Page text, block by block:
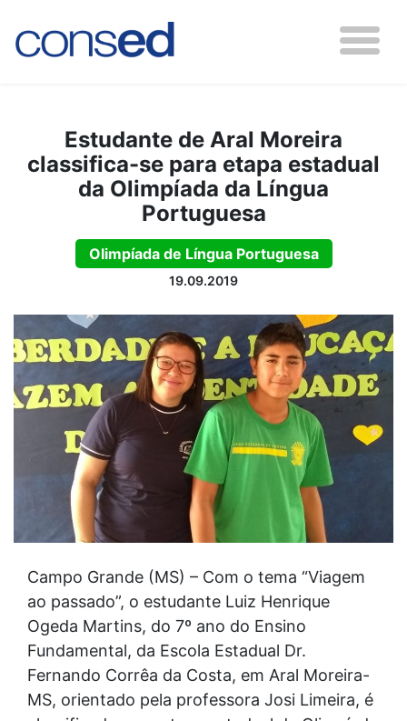
Estudante de Aral Moreira
classifica-se para etapa estadual
da Olimpíada da Língua
Portuguesa
Olimpíada de Língua Portuguesa
19.09.2019
Campo Grande (MS) – Com o tema “Viagem
ao passado”, o estudante Luiz Henrique
Ogeda Martins, do 7º ano do Ensino
Fundamental, da Escola Estadual Dr.
Fernando Corrêa da Costa, em Aral Moreira-
MS, orientado pela professora Josi Limeira, é